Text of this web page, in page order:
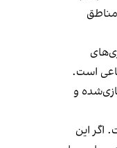
است.
و
اگر این